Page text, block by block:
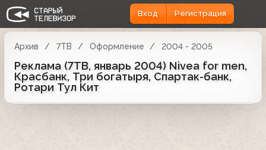
Вход Регистрация
Архив 7ТВ Оформление 2004 - 2005
Реклама (7ТВ, январь 2004) Nivea for men,
Красбанк, Три богатыря, Спартак-банк,
Ротари Тул Кит